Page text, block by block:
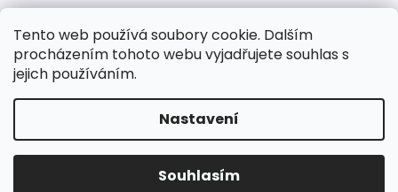
Tento web používá soubory cookie. Dalším
procházením tohoto webu vyjadřujete souhlas s
jejich používáním.
Nastavení
Souhlasím